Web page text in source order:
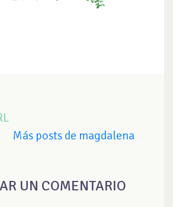
Más posts de magdalena
UN COMENTARIO